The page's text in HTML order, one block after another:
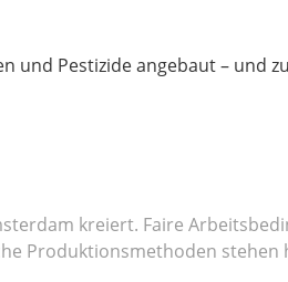
und Pestizide angebaut – und
kreiert. Faire
Produktionsmethoden